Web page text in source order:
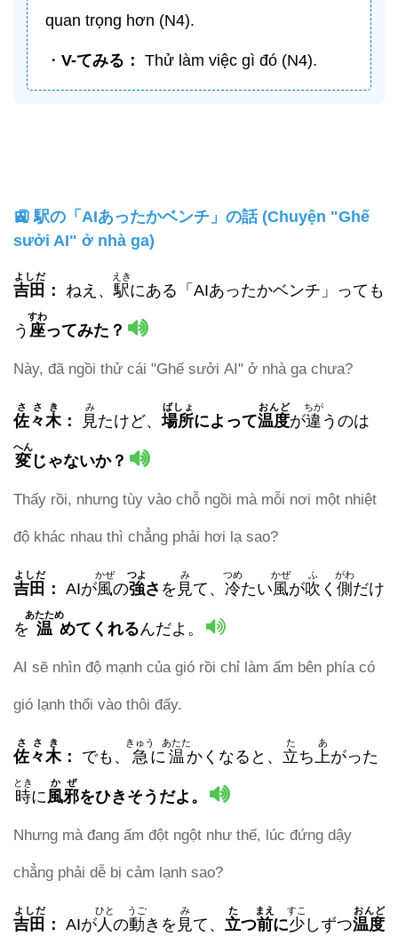
quan trọng hơn (N4).
・ V-てみる ： Thử làm việc gì đó (N4).
🚉 駅の「AIあったかベンチ」の話 (Chuyện "Ghế
sưởi AI" ở nhà ga)
吉田
よしだ
： ねえ、駅
えき
にある「AIあったかベンチ」っても
う 座
すわ
ってみた？
Này, đã ngồi thử cái "Ghế sưởi AI" ở nhà ga chưa?
佐々木
ささき
： 見
み
たけど、場所
ばしょ
によって温度
おんど
が違
ちが
うのは
変
へん
じゃないか？
Thấy rồi, nhưng tùy vào chỗ ngồi mà mỗi nơi một nhiệt
độ khác nhau thì chẳng phải hơi lạ sao?
吉田
よしだ
： AIが風
かぜ
の強
つよ
さ を 見
み
て、 冷
つめ
たい風
かぜ
が吹
ふ
く 側
がわ
だけ
を 温
あたため
めてくれるんだよ。
AI sẽ nhìn độ mạnh của gió rồi chỉ làm ấm bên phía có
gió lạnh thổi vào thôi đấy.
佐々木
ささき
： でも、 急
きゅう
に 温
あたた
かくなると、 立
た
ち上
あ
がった
時
とき
に風邪
かぜ
をひきそうだよ。
Nhưng mà đang ấm đột ngột như thế, lúc đứng dậy
chẳng phải dễ bị cảm lạnh sao?
吉田
よしだ
： AIが人
ひと
の動
うご
きを 見
み
て、 立
た
つ前
まえ
に少
すこ
しずつ温度
おんど